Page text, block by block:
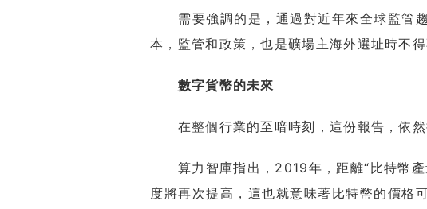
需要強調的是，通過對近年來全球監管
本，監管和政策，也是礦場主海外選址時不
數字貨幣的未來
在整個行業的至暗時刻，這份報告，依然
算力智庫指出，2019年，距離“比特幣產
度將再次提高，這也就意味著比特幣的價格